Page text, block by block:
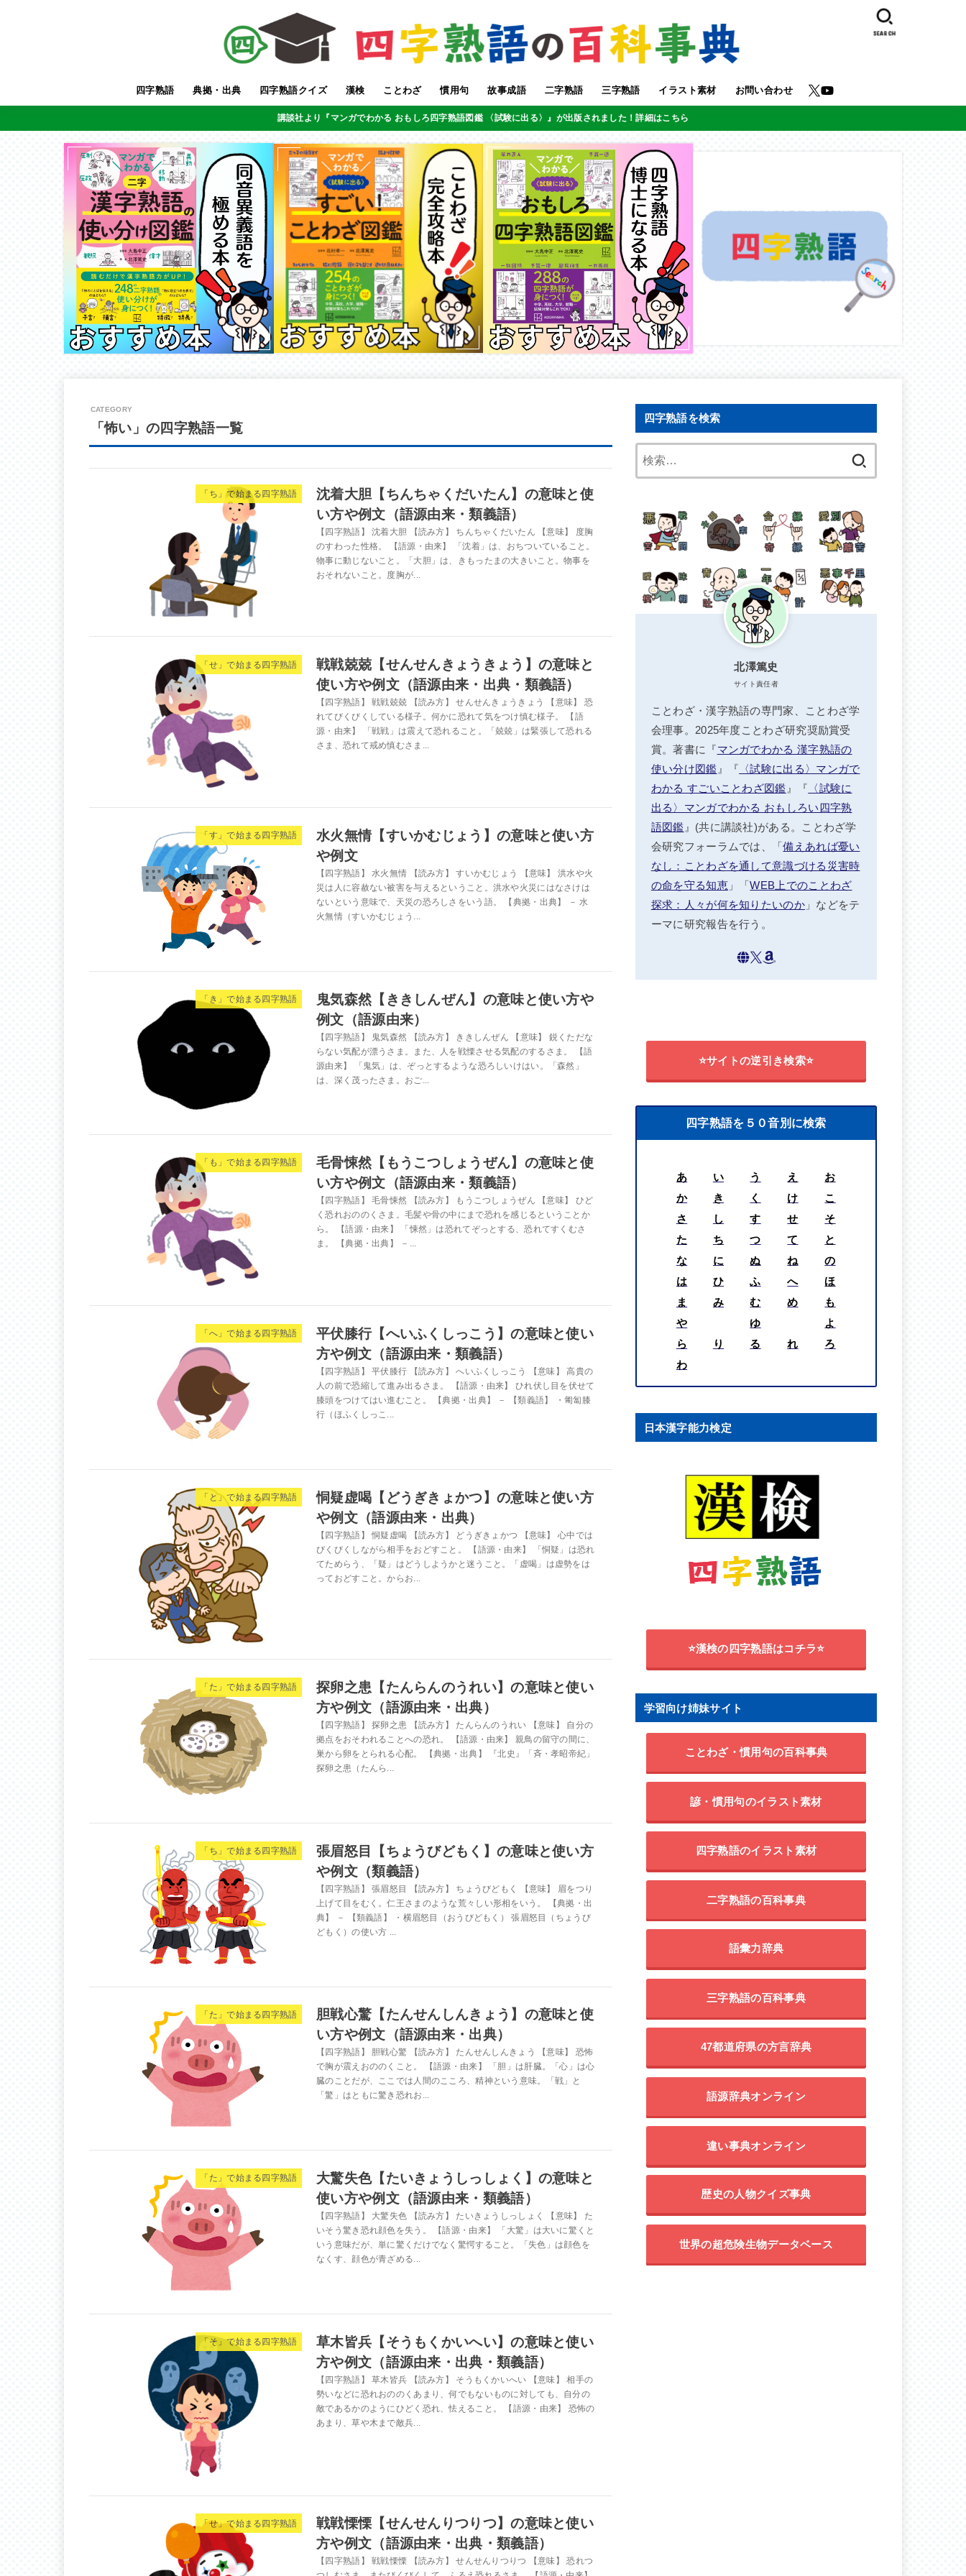
四字熟語 典拠・出典 四字熟語クイズ 漢検 ことわざ 慣用句 故事成語 二字熟語 三字熟語 イラスト素材 お問い合わせ
SEARCH
講談社より『マンガでわかる おもしろ四字熟語図鑑 〈試験に出る〉』が出版されました！詳細はこちら
「怖い」の四字熟語一覧
「ち」で始まる四字熟語
沈着大胆【ちんちゃくだいたん】の意味と使
い方や例文（語源由来・類義語）
【四字熟語】 沈着大胆 【読み方】 ちんちゃくだいたん 【意味】 度胸
のすわった性格。 【語源・由来】 「沈着」は、おちついていること。
物事に動じないこと。「大胆」は、きもったまの大きいこと。物事を
おそれないこと。度胸が...
「せ」で始まる四字熟語
戦戦兢兢【せんせんきょうきょう】の意味と
使い方や例文（語源由来・出典・類義語）
【四字熟語】 戦戦兢兢 【読み方】 せんせんきょうきょう 【意味】 恐
れてびくびくしている様子。何かに恐れて気をつけ慎む様子。 【語
源・由来】 「戦戦」は震えて恐れること。「兢兢」は緊張して恐れる
さま、恐れて戒め慎むさま...
「す」で始まる四字熟語
水火無情【すいかむじょう】の意味と使い方
や例文
【四字熟語】 水火無情 【読み方】 すいかむじょう 【意味】 洪水や火
災は人に容赦ない被害を与えるということ。洪水や火災にはなさけは
ないという意味で、天災の恐ろしさをいう語。 【典拠・出典】 － 水
火無情（すいかむじょう...
「き」で始まる四字熟語
鬼気森然【ききしんぜん】の意味と使い方や
例文（語源由来）
【四字熟語】 鬼気森然 【読み方】 ききしんぜん 【意味】 鋭くただな
らない気配が漂うさま。また、人を戦慄させる気配のするさま。 【語
源由来】 「鬼気」は、ぞっとするような恐ろしいけはい。「森然」
は、深く茂ったさま。おご...
「も」で始まる四字熟語
毛骨悚然【もうこつしょうぜん】の意味と使
い方や例文（語源由来・類義語）
【四字熟語】 毛骨悚然 【読み方】 もうこつしょうぜん 【意味】 ひど
く恐れおののくさま。毛髪や骨の中にまで恐れを感じるということか
ら。 【語源・由来】 「悚然」は恐れてぞっとする、恐れてすくむさ
ま。 【典拠・出典】 －...
「へ」で始まる四字熟語
平伏膝行【へいふくしっこう】の意味と使い
方や例文（語源由来・類義語）
【四字熟語】 平伏膝行 【読み方】 へいふくしっこう 【意味】 高貴の
人の前で恐縮して進み出るさま。 【語源・由来】 ひれ伏し目を伏せて
膝頭をつけてはい進むこと。 【典拠・出典】 － 【類義語】 ・匍匐膝
行（ほふくしっこ...
「と」で始まる四字熟語
恫疑虚喝【どうぎきょかつ】の意味と使い方
や例文（語源由来・出典）
【四字熟語】 恫疑虚喝 【読み方】 どうぎきょかつ 【意味】 心中では
びくびくしながら相手をおどすこと。 【語源・由来】 「恫疑」は恐れ
てためらう、「疑」はどうしようかと迷うこと。「虚喝」は虚勢をは
っておどすこと。からお...
「た」で始まる四字熟語
探卵之患【たんらんのうれい】の意味と使い
方や例文（語源由来・出典）
【四字熟語】 探卵之患 【読み方】 たんらんのうれい 【意味】 自分の
拠点をおそわれることへの恐れ。 【語源・由来】 親鳥の留守の間に、
巣から卵をとられる心配。 【典拠・出典】 『北史』「斉・孝昭帝紀」
探卵之患（たんら...
「ち」で始まる四字熟語
張眉怒目【ちょうびどもく】の意味と使い方
や例文（類義語）
【四字熟語】 張眉怒目 【読み方】 ちょうびどもく 【意味】 眉をつり
上げて目をむく。仁王さまのような荒々しい形相をいう。 【典拠・出
典】 － 【類義語】 ・横眉怒目（おうびどもく） 張眉怒目（ちょうび
どもく）の使い方 ...
「た」で始まる四字熟語
胆戦心驚【たんせんしんきょう】の意味と使
い方や例文（語源由来・出典）
【四字熟語】 胆戦心驚 【読み方】 たんせんしんきょう 【意味】 恐怖
で胸が震えおののくこと。 【語源・由来】 「胆」は肝臓。「心」は心
臓のことだが、ここでは人間のこころ、精神という意味。「戦」と
「驚」はともに驚き恐れお...
「た」で始まる四字熟語
大驚失色【たいきょうしっしょく】の意味と
使い方や例文（語源由来・類義語）
【四字熟語】 大驚失色 【読み方】 たいきょうしっしょく 【意味】 た
いそう驚き恐れ顔色を失う。 【語源・由来】 「大驚」は大いに驚くと
いう意味だが、単に驚くだけでなく驚愕すること。「失色」は顔色を
なくす、顔色が青ざめる...
「そ」で始まる四字熟語
草木皆兵【そうもくかいへい】の意味と使い
方や例文（語源由来・出典・類義語）
【四字熟語】 草木皆兵 【読み方】 そうもくかいへい 【意味】 相手の
勢いなどに恐れおののくあまり、何でもないものに対しても、自分の
敵であるかのようにひどく恐れ、怯えること。 【語源・由来】 恐怖の
あまり、草や木まで敵兵...
「せ」で始まる四字熟語
戦戦慄慄【せんせんりつりつ】の意味と使い
方や例文（語源由来・出典・類義語）
【四字熟語】 戦戦慄慄 【読み方】 せんせんりつりつ 【意味】 恐れつ
四字熟語を検索
北澤篤史
サイト責任者
ことわざ・漢字熟語の専門家、ことわざ学
会理事。2025年度ことわざ研究奨励賞受
賞。著書に『マンガでわかる 漢字熟語の
使い分け図鑑 』『 〈試験に出る〉マンガで
わかる すごいことわざ図鑑 』『 〈試験に
出る〉マンガでわかる おもしろい四字熟
語図鑑 』(共に講談社)がある。ことわざ学
会研究フォーラムでは、「備えあれば憂い
なし：ことわざを通して意識づける災害時
の命を守る知恵」「WEB上でのことわざ
探求：人々が何を知りたいのか」などをテ
ーマに研究報告を行う。
⭐サイトの逆引き検索⭐
四字熟語を５０音別に検索
あ い う え
お
か
き く け
こ
さ
し す せ
そ
た
ち つ て
と
な
に ぬ ね
の
は
ひ ふ へ
ほ
ま
み む め
も
や
ゆ
よ
ら
り る れ
ろ
わ
日本漢字能力検定
⭐漢検の四字熟語はコチラ⭐
学習向け姉妹サイト
ことわざ・慣用句の百科事典
諺・慣用句のイラスト素材
四字熟語のイラスト素材
二字熟語の百科事典
語彙力辞典
三字熟語の百科事典
47都道府県の方言辞典
語源辞典オンライン
違い事典オンライン
歴史の人物クイズ事典
世界の超危険生物データベース